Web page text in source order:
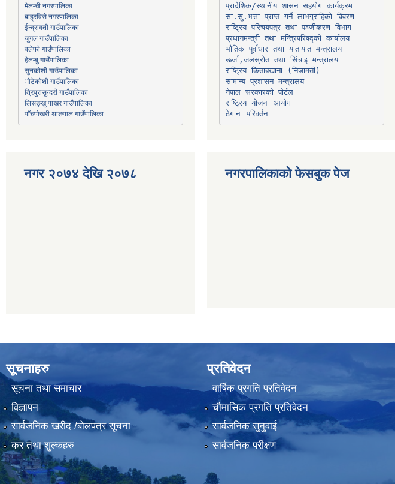
मेलम्ची नगरपालिका
बाह्रविसे नगरपालिका
ईन्द्रावती गाउँपालिका
जुगल गाउँपालिका
बलेफी गाउँपालिका
हेलम्बु गाउँपालिका
सुनकोशी गाउँपालिका
भोटेकोशी गाउँपालिका
त्रिपुरासुन्दरी गाउँपालिका
लिसङ्खु पाखर गाउँपालिका
पाँचपोखरी थाङपाल गाउँपालिका
नगर २०७४ देखि २०७८
प्रादेशिक/स्थानीय शासन सहयोग कार्यक्रम
सा.सु.भत्ता प्राप्त गर्ने लाभग्राहिको विवरण
राष्ट्रिय परिचयपत्र तथा पञ्‍जीकरण विभाग
प्रधानमन्त्री तथा मन्त्रिपरिषद्को कार्यालय
भौतिक पूर्वाधार तथा यातायात मन्त्रालय
ऊर्जा,जलस्रोत तथा सिंचाइ मन्त्रालय
सामान्य प्रशासन मन्त्रालय
नेपाल सरकारको पोर्टल
राष्ट्रिय योजना आयोग
ठेगाना परिवर्तन
नगरपालिकाको फेसबुक पेज
सूचनाहरु
सूचना तथा समाचार
विज्ञापन
सार्वजनिक खरीद /बोलपत्र सूचना
कर तथा शुल्कहरु
प्रतिवेदन
वार्षिक प्रगति प्रतिवेदन
चौमासिक प्रगति प्रतिवेदन
सार्वजनिक सुनुवाई
सार्वजनिक परीक्षण